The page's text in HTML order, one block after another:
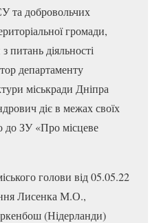
та добровольчих
громади,
питань діяльності
департаменту
міськради Дніпра
діє в межах своїх
до ЗУ «Про місцеве
голови від 05.05.22
Лисенка М.О.,
(Нідерланди)